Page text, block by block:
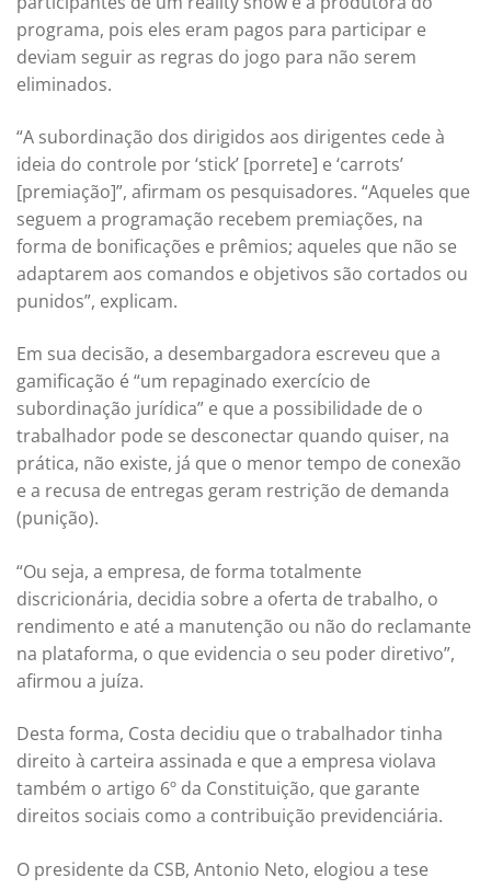
programa, pois eles eram pagos para participar e
deviam seguir as regras do jogo para não serem
eliminados.
“A subordinação dos dirigidos aos dirigentes cede à
ideia do controle por ‘stick’ [porrete] e ‘carrots’
[premiação]”, afirmam os pesquisadores. “Aqueles que
seguem a programação recebem premiações, na
forma de bonificações e prêmios; aqueles que não se
adaptarem aos comandos e objetivos são cortados ou
punidos”, explicam.
Em sua decisão, a desembargadora escreveu que a
gamificação é “um repaginado exercício de
subordinação jurídica” e que a possibilidade de o
trabalhador pode se desconectar quando quiser, na
prática, não existe, já que o menor tempo de conexão
e a recusa de entregas geram restrição de demanda
(punição).
“Ou seja, a empresa, de forma totalmente
discricionária, decidia sobre a oferta de trabalho, o
rendimento e até a manutenção ou não do reclamante
na plataforma, o que evidencia o seu poder diretivo”,
afirmou a juíza.
Desta forma, Costa decidiu que o trabalhador tinha
direito à carteira assinada e que a empresa violava
também o artigo 6º da Constituição, que garante
direitos sociais como a contribuição previdenciária.
O presidente da CSB, Antonio Neto, elogiou a tese